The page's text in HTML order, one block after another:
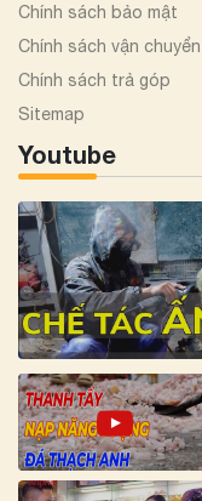
Chính sách bảo mật
Chính sách vận chuyển
Chính sách trả góp
Sitemap
Youtube